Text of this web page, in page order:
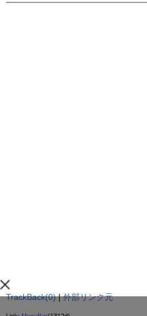
TrackBack(0)|外部リンク元